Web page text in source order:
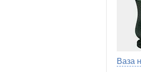
Ваза